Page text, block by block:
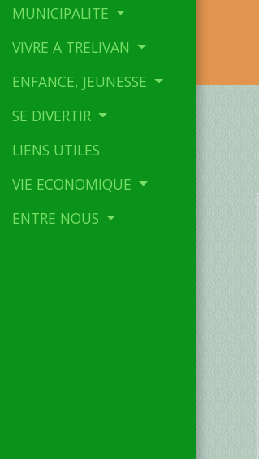
MUNICIPALITE
VIVRE A TRELIVAN
ENFANCE, JEUNESSE
SE DIVERTIR
LIENS UTILES
VIE ECONOMIQUE
ENTRE NOUS